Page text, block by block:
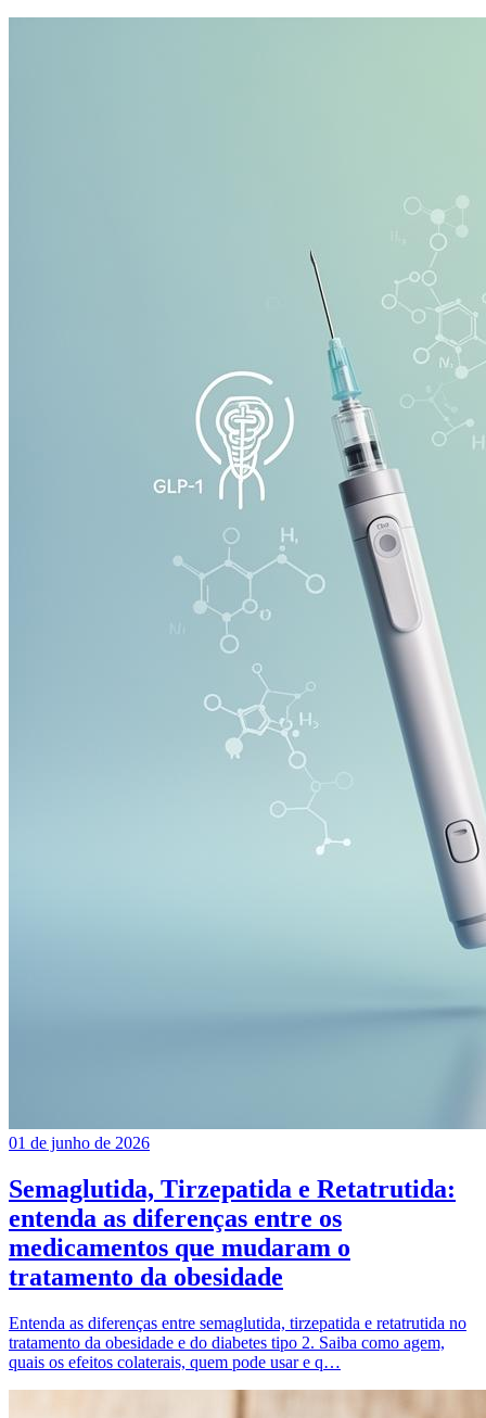
01 de junho de 2026
Semaglutida, Tirzepatida e Retatrutida:
entenda as diferenças entre os
medicamentos que mudaram o
tratamento da obesidade
Entenda as diferenças entre semaglutida, tirzepatida e retatrutida no
tratamento da obesidade e do diabetes tipo 2. Saiba como agem,
quais os efeitos colaterais, quem pode usar e q…